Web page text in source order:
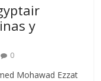
y
0
Mohawad Ezzat